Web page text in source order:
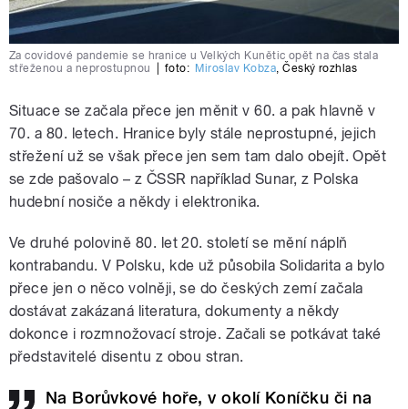
Za covidové pandemie se hranice u Velkých Kunětic opět na čas stala
střeženou a neprostupnou
foto: Miroslav Kobza,Český rozhlas
Situace se začala přece jen měnit v 60. a pak hlavně v
70. a 80. letech. Hranice byly stále neprostupné, jejich
střežení už se však přece jen sem tam dalo obejít. Opět
se zde pašovalo – z ČSSR například Sunar, z Polska
hudební nosiče a někdy i elektronika.
Ve druhé polovině 80. let 20. století se mění náplň
kontrabandu. V Polsku, kde už působila Solidarita a bylo
přece jen o něco volněji, se do českých zemí začala
dostávat zakázaná literatura, dokumenty a někdy
dokonce i rozmnožovací stroje. Začali se potkávat také
představitelé disentu z obou stran.
Na Borůvkové hoře, v okolí Koníčku či na